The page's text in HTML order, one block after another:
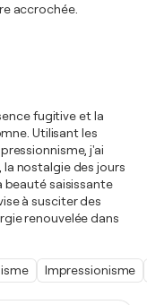
accrochée.
fugitive et la
Utilisant les
j'ai
nostalgie des jours
saisissante
à susciter des
renouvelée dans
Impressionisme